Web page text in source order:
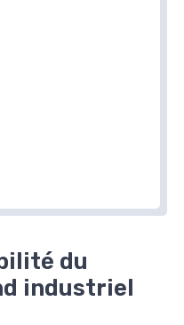
du
industriel